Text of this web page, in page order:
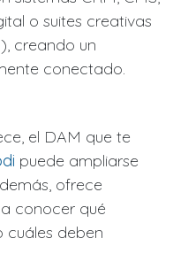
o suites creativas
creando un
conectado.
el DAM que te
puede ampliarse
ofrece
conocer qué
cuáles deben